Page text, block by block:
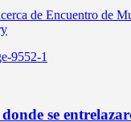
de Encuentro de
se